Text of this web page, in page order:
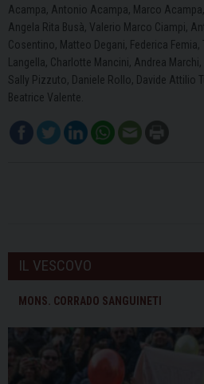
Acampa, Antonio Acampa, Marco
Angela Rita Busà, Valerio Marco Ciampi,
Cosentino, Matteo Degani, Federica
Langella, Charlotte Mancini, Andrea
Sally Pizzuto, Daniele Rollo, Davide Attilio
Beatrice Valente.
IL VESCOVO
MONS. CORRADO SANGUINETI